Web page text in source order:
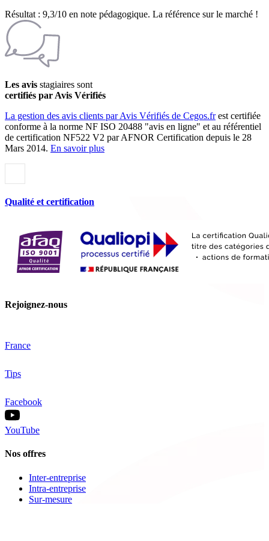
Résultat : 9,3/10 en note pédagogique. La référence sur le marché !
Les avis stagiaires sont
certifiés par Avis Vérifiés
La gestion des avis clients par Avis Vérifiés de Cegos.frest certifiée
conforme à la norme NF ISO 20488 "avis en ligne" et au référentiel
de certification NF522 V2 par AFNOR Certification depuis le 28
Mars 2014. En savoir plus
Qualité et certification
Rejoignez-nous
France
Tips
Facebook
YouTube
Nos offres
Inter-entreprise
Intra-entreprise
Sur-mesure